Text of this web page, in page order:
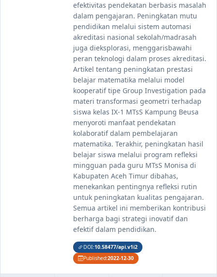
efektivitas pendekatan berbasis masalah
dalam pengajaran. Peningkatan mutu
pendidikan melalui sistem automasi
akreditasi nasional sekolah/madrasah
juga dieksplorasi, menggarisbawahi
peran teknologi dalam proses akreditasi.
Artikel tentang peningkatan prestasi
belajar matematika melalui model
kooperatif tipe Group Investigation pada
materi transformasi geometri terhadap
siswa kelas IX-1 MTsS Kampung Beusa
menyoroti manfaat pendekatan
kolaboratif dalam pembelajaran
matematika. Terakhir, peningkatan hasil
belajar siswa melalui program refleksi
mingguan pada guru MTsS Monisa di
Kabupaten Aceh Timur dibahas,
menekankan pentingnya refleksi rutin
untuk peningkatan kualitas pengajaran.
Semua artikel ini memberikan kontribusi
berharga bagi strategi inovatif dan
efektif dalam pendidikan.
DOI:10.58477/api.v1i2
Published:2022-12-30